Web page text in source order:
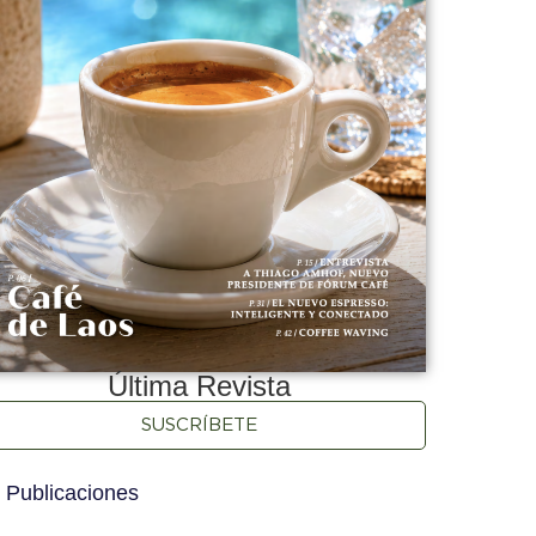
Última Revista
SUSCRÍBETE
Publicaciones